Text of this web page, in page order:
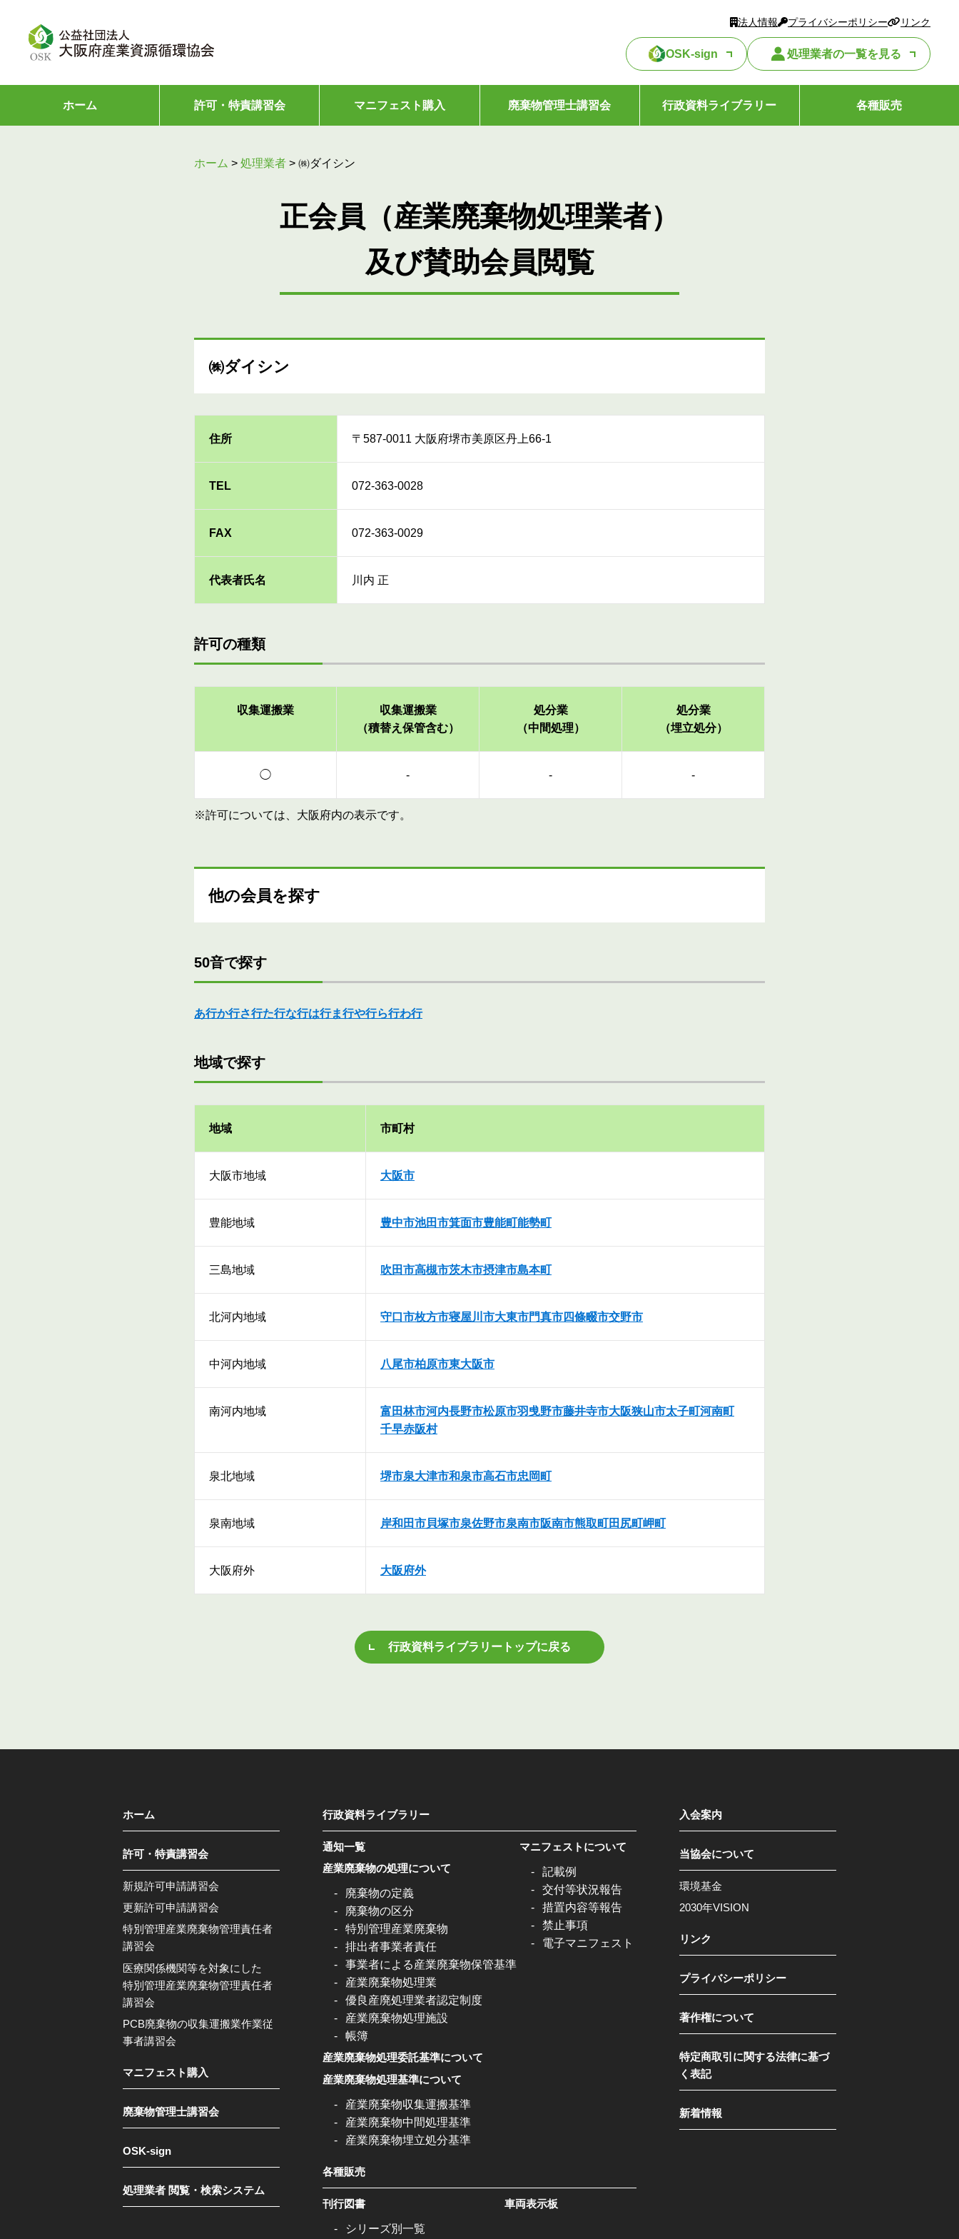
法人情報 プライバシーポリシー リンク
OSK-sign 処理業者の一覧を見る
ホーム 許可・特責講習会 マニフェスト購入 廃棄物管理士講習会 行政資料ライブラリー 各種販売
ホーム > 処理業者 > ㈱ダイシン
正会員（産業廃棄物処理業者）
及び賛助会員閲覧
㈱ダイシン
住所 〒587-0011 大阪府堺市美原区丹上66-1
TEL 072-363-0028
FAX 072-363-0029
代表者氏名 川内 正
許可の種類
収集運搬業
収集運搬業
（積替え保管含む）
処分業
（中間処理）
処分業
（埋立処分）
◯ - - -
※許可については、大阪府内の表示です。
他の会員を探す
50音で探す
あ行か行さ行た行な行は行ま行や行ら行わ行
地域で探す
地域 市町村
大阪市地域 大阪市
豊能地域 豊中市池田市箕面市豊能町能勢町
三島地域 吹田市高槻市茨木市摂津市島本町
北河内地域 守口市枚方市寝屋川市大東市門真市四條畷市交野市
中河内地域 八尾市柏原市東大阪市
南河内地域 富田林市河内長野市松原市羽曵野市藤井寺市大阪狭山市太子町河南町
千早赤阪村
泉北地域 堺市泉大津市和泉市高石市忠岡町
泉南地域 岸和田市貝塚市泉佐野市泉南市阪南市熊取町田尻町岬町
大阪府外 大阪府外
行政資料ライブラリートップに戻る
ホーム
許可・特責講習会
新規許可申請講習会
更新許可申請講習会
特別管理産業廃棄物管理責任者
講習会
医療関係機関等を対象にした
特別管理産業廃棄物管理責任者
講習会
PCB廃棄物の収集運搬業作業従
事者講習会
マニフェスト購入
廃棄物管理士講習会
OSK-sign
処理業者 閲覧・検索システム
行政資料ライブラリー
通知一覧
産業廃棄物の処理について
廃棄物の定義
廃棄物の区分
特別管理産業廃棄物
排出者事業者責任
事業者による産業廃棄物保管基準
産業廃棄物処理業
優良産廃処理業者認定制度
産業廃棄物処理施設
帳簿
産業廃棄物処理委託基準について
産業廃棄物処理基準について
産業廃棄物収集運搬基準
産業廃棄物中間処理基準
産業廃棄物埋立処分基準
マニフェストについて
記載例
交付等状況報告
措置内容等報告
禁止事項
電子マニフェスト
各種販売
刊行図書
シリーズ別一覧
車両表示板
入会案内
当協会について
環境基金
2030年VISION
リンク
プライバシーポリシー
著作権について
特定商取引に関する法律に基づ
く表記
新着情報